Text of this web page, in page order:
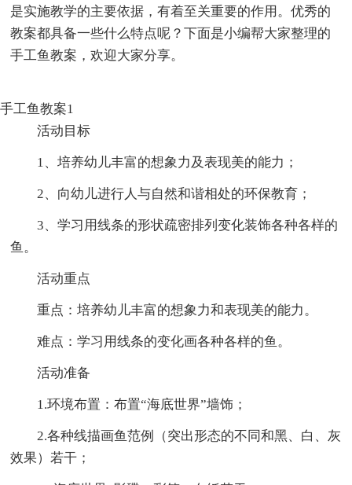
是实施教学的主要依据，有着至关重要的作用。优秀的
教案都具备一些什么特点呢？下面是小编帮大家整理的
手工鱼教案，欢迎大家分享。
手工鱼教案1
活动目标
1、培养幼儿丰富的想象力及表现美的能力；
2、向幼儿进行人与自然和谐相处的环保教育；
3、学习用线条的形状疏密排列变化装饰各种各样的
鱼。
活动重点
重点：培养幼儿丰富的想象力和表现美的能力。
难点：学习用线条的变化画各种各样的鱼。
活动准备
1.环境布置：布置“海底世界”墙饰；
2.各种线描画鱼范例（突出形态的不同和黑、白、灰
效果）若干；